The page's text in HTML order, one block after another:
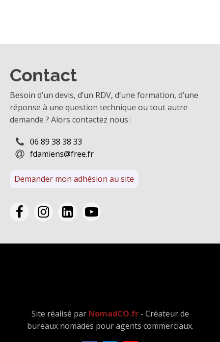
Contact
Besoin d’un devis, d’un RDV, d’une formation, d’une
réponse à une question technique ou tout autre
demande ? Alors contactez nous :
06 89 38 38 33
fdamiens@free.fr
Demander mon adhésion au site
Site réalisé par NomadCO.fr - Créateur de
bureaux nomades pour agents commerciaux.